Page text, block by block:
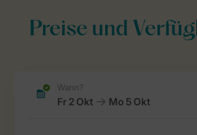
Preise und